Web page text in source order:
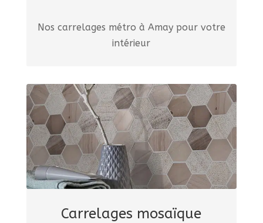
Nos carrelages métro à Amay pour votre
intérieur
Carrelages mosaïque